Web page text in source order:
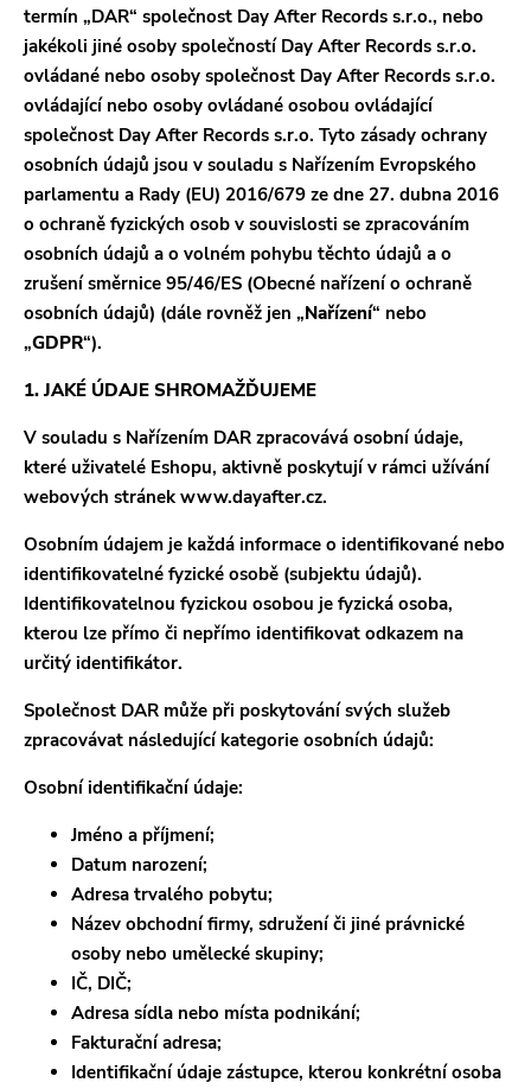
VYDAVATELÉ
ŽÁNRY
termín „DAR“ společnost Day After Records s.r.o., nebo
jakékoli jiné osoby společností Day After Records s.r.o.
ovládané nebo osoby společnost Day After Records s.r.o.
ovládající nebo osoby ovládané osobou ovládající
společnost Day After Records s.r.o. Tyto zásady ochrany
osobních údajů jsou v souladu s Nařízením Evropského
parlamentu a Rady (EU) 2016/679 ze dne 27. dubna 2016
o ochraně fyzických osob v souvislosti se zpracováním
osobních údajů a o volném pohybu těchto údajů a o
zrušení směrnice 95/46/ES (Obecné nařízení o ochraně
osobních údajů) (dále rovněž jen „Nařízení“ nebo
„GDPR“).
1. JAKÉ ÚDAJE SHROMAŽĎUJEME
V souladu s Nařízením DAR zpracovává osobní údaje,
které uživatelé Eshopu, aktivně poskytují v rámci užívání
webových stránek www.dayafter.cz.
Osobním údajem je každá informace o identifikované nebo
identifikovatelné fyzické osobě (subjektu údajů).
Identifikovatelnou fyzickou osobou je fyzická osoba,
kterou lze přímo či nepřímo identifikovat odkazem na
určitý identifikátor.
Společnost DAR může při poskytování svých služeb
zpracovávat následující kategorie osobních údajů:
Osobní identifikační údaje:
Jméno a příjmení;
Datum narození;
Adresa trvalého pobytu;
Název obchodní firmy, sdružení či jiné právnické
osoby nebo umělecké skupiny;
IČ, DIČ;
Adresa sídla nebo místa podnikání;
Fakturační adresa;
Identifikační údaje zástupce, kterou konkrétní osoba